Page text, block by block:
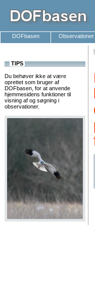
DOFbasen Observationer
TIPS
Du behøver ikke at være
oprettet som bruger af
DOFbasen, for at anvende
hjemmesidens funktioner til
visning af og søgning i
observationer.